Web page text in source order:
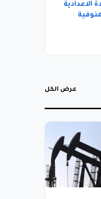
الاعدادية
عرض الكل